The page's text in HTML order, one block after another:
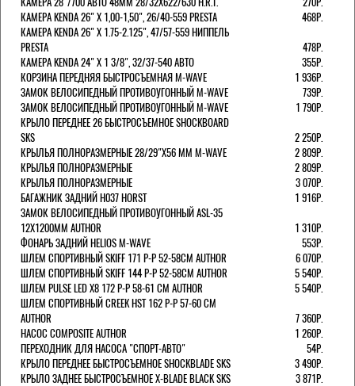
КАМЕРА KENDA 26" Х 1,00-1,50", 26/40-559 PRESTA
468Р.
КАМЕРА KENDA 26" Х 1.75-2.125", 47/57-559 НИППЕЛЬ
PRESTA
478Р.
КАМЕРА KENDA 24" Х 1 3/8", 32/37-540 АВТО
355Р.
КОРЗИНА ПЕРЕДНЯЯ БЫСТРОСЪЕМНАЯ M-WAVE
1 936Р.
ЗАМОК ВЕЛОСИПЕДНЫЙ ПРОТИВОУГОННЫЙ M-WAVE
739Р.
ЗАМОК ВЕЛОСИПЕДНЫЙ ПРОТИВОУГОННЫЙ M-WAVE
1 790Р.
КРЫЛО ПЕРЕДНЕЕ 26 БЫСТРОСЪЕМНОЕ SHOCKBOARD
SKS
2 250Р.
КРЫЛЬЯ ПОЛНОРАЗМЕРНЫЕ 28/29"Х56 ММ M-WAVE
2 809Р.
КРЫЛЬЯ ПОЛНОРАЗМЕРНЫЕ
2 809Р.
КРЫЛЬЯ ПОЛНОРАЗМЕРНЫЕ
3 070Р.
БАГАЖНИК ЗАДНИЙ H037 HORST
1 916Р.
ЗАМОК ВЕЛОСИПЕДНЫЙ ПРОТИВОУГОННЫЙ ASL-35
12Х1200ММ AUTHOR
1 310Р.
ФОНАРЬ ЗАДНИЙ HELIOS M-WAVE
553Р.
ШЛЕМ СПОРТИВНЫЙ SKIFF 171 Р-Р 52-58СМ AUTHOR
6 070Р.
ШЛЕМ СПОРТИВНЫЙ SKIFF 144 Р-Р 52-58СМ AUTHOR
5 540Р.
ШЛЕМ PULSE LED X8 172 Р-Р 58-61 СМ AUTHOR
5 540Р.
ШЛЕМ СПОРТИВНЫЙ CREEK HST 162 Р-Р 57-60 СМ
AUTHOR
7 360Р.
НАСОС COMPOSITE AUTHOR
1 260Р.
ПЕРЕХОДНИК ДЛЯ НАСОСА "СПОРТ-АВТО"
54Р.
КРЫЛО ПЕРЕДНЕЕ БЫСТРОСЪЕМНОЕ SHOCKBLADE SKS
3 490Р.
КРЫЛО ЗАДНЕЕ БЫСТРОСЪЕМНОЕ X-BLADE BLACK SKS
3 871Р.